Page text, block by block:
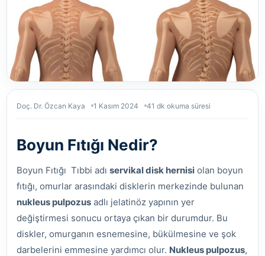
Doç. Dr. Özcan Kaya 1 Kasım 2024 41 dk okuma süresi
Boyun Fıtığı Nedir?
Boyun Fıtığı Tıbbi adı servikal disk hernisi olan boyun
fıtığı, omurlar arasındaki disklerin merkezinde bulunan
nukleus pulpozus adlı jelatinöz yapının yer
değiştirmesi sonucu ortaya çıkan bir durumdur. Bu
diskler, omurganın esnemesine, bükülmesine ve şok
darbelerini emmesine yardımcı olur. Nukleus pulpozus,